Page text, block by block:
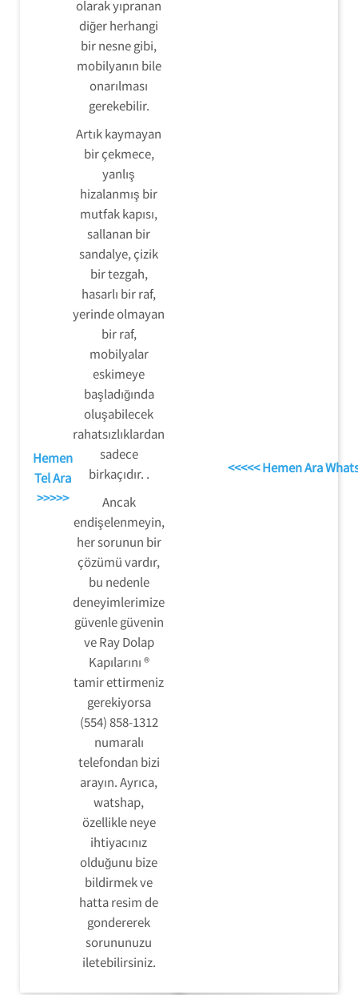
Hemen
Tel Ara
>>>>>
olarak yıpranan
diğer herhangi
bir nesne gibi,
mobilyanın bile
onarılması
gerekebilir.
Artık kaymayan
bir çekmece,
yanlış
hizalanmış bir
mutfak kapısı,
sallanan bir
sandalye, çizik
bir tezgah,
hasarlı bir raf,
yerinde olmayan
bir raf,
mobilyalar
eskimeye
başladığında
oluşabilecek
rahatsızlıklardan
sadece
birkaçıdır. .
Ancak
endişelenmeyin,
her sorunun bir
çözümü vardır,
bu nedenle
deneyimlerimize
güvenle güvenin
ve Ray Dolap
Kapılarını ®
tamir ettirmeniz
gerekiyorsa
(554) 858-1312
numaralı
telefondan bizi
arayın. Ayrıca,
watshap,
özellikle neye
ihtiyacınız
olduğunu bize
bildirmek ve
hatta resim de
gondererek
sorununuzu
iletebilirsiniz.
<<<<< Hemen Ara